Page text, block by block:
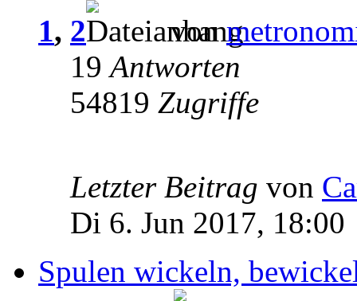
1, 2 von
19Antworten
54819 Zugriffe
Letzter Beitrag von
Di 6. Jun 2017, 18:00
Spulen wickeln,